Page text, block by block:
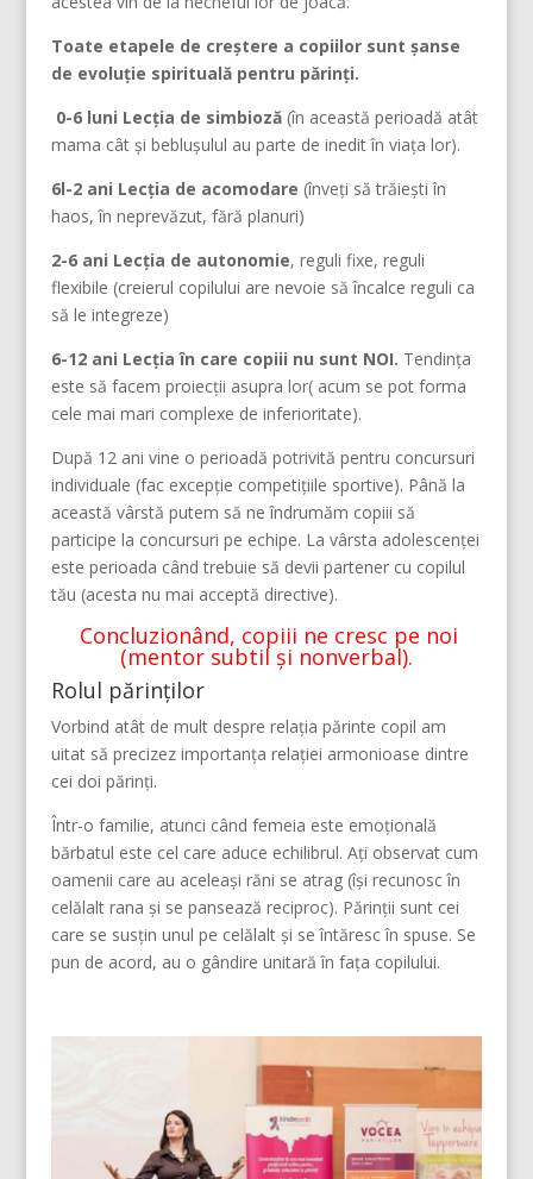
Toate etapele de creștere a copiilor sunt șanse
de evoluție spirituală pentru părinți.
0-6 luni Lecția de simbioză(în această perioadă atât
mama cât și beblușulul au parte de inedit în viața lor).
6l-2 ani Lecția de acomodare (înveți să trăiești în
haos, în neprevăzut, fără planuri)
2-6 ani Lecția de autonomie, reguli fixe, reguli
flexibile (creierul copilului are nevoie să încalce reguli ca
să le integreze)
6-12 ani Lecția în care copiii nu sunt NOI. Tendința
este să facem proiecții asupra lor( acum se pot forma
cele mai mari complexe de inferioritate).
După 12 ani vine o perioadă potrivită pentru concursuri
individuale (fac excepție competițiile sportive). Până la
această vârstă putem să ne îndrumăm copiii să
participe la concursuri pe echipe. La vârsta adolescenței
este perioada când trebuie să devii partener cu copilul
tău (acesta nu mai acceptă directive).
Concluzionând, copiii ne cresc pe noi
(mentor subtil și nonverbal).
Rolul părinților
Vorbind atât de mult despre relația părinte copil am
uitat să precizez importanța relației armonioase dintre
cei doi părinți.
Într-o familie, atunci când femeia este emoțională
bărbatul este cel care aduce echilibrul. Ați observat cum
oamenii care au aceleași răni se atrag (își recunosc în
celălalt rana și se pansează reciproc). Părinții sunt cei
care se susțin unul pe celălalt și se întăresc în spuse. Se
pun de acord, au o gândire unitară în fața copilului.